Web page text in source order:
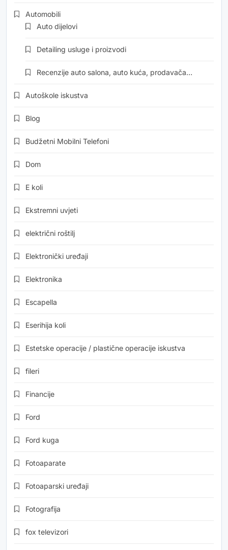
Automobili
Auto dijelovi
Detailing usluge i proizvodi
Recenzije auto salona, auto kuća, prodavača…
Autoškole iskustva
Blog
Budžetni Mobilni Telefoni
Dom
E koli
Ekstremni uvjeti
električni roštilj
Elektronički uređaji
Elektronika
Escapella
Eserihija koli
Estetske operacije / plastične operacije iskustva
fileri
Financije
Ford
Ford kuga
Fotoaparate
Fotoaparski uređaji
Fotografija
fox televizori